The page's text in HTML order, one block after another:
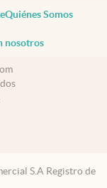
Quiénes Somos
nosotros
S.A Registro de